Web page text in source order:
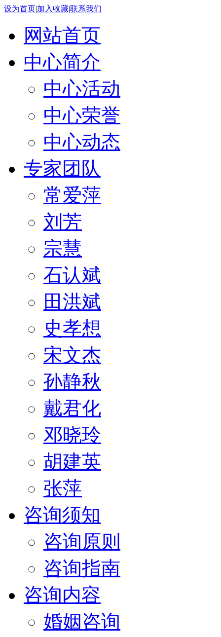
设为首页|加入收藏|联系我们
网站首页
中心简介
中心活动
中心荣誉
中心动态
专家团队
常爱萍
刘芳
宗慧
石认斌
田洪斌
史孝想
宋文杰
孙静秋
戴君化
邓晓玲
胡建英
张萍
咨询须知
咨询原则
咨询指南
咨询内容
婚姻咨询